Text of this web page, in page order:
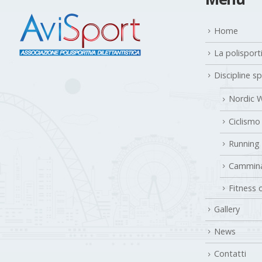
Home
La
Discipline
Nordic
Running
Fitness
Gallery
News
Contatti